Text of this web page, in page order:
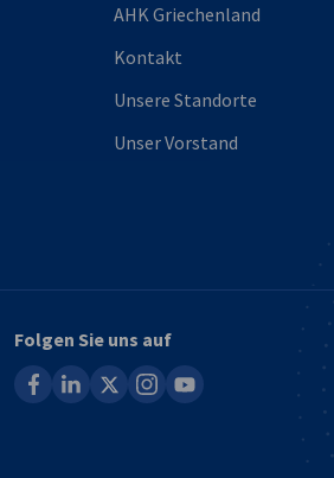
AHK Griechenland
Kontakt
Unsere Standorte
Unser Vorstand
Folgen Sie uns auf
facebooklinkedin instagram
youtube